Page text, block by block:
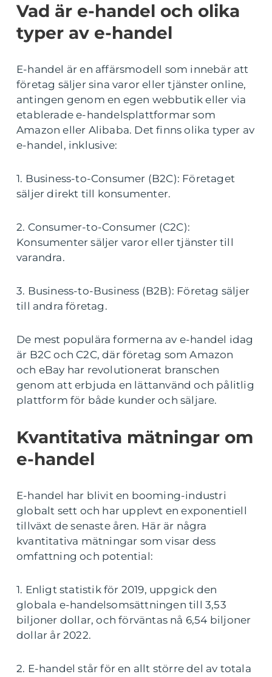
Vad är e-handel och olika
typer av e-handel
E-handel är en affärsmodell som innebär att
företag säljer sina varor eller tjänster online,
antingen genom en egen webbutik eller via
etablerade e-handelsplattformar som
Amazon eller Alibaba. Det finns olika typer av
e-handel, inklusive:
1. Business-to-Consumer (B2C): Företaget
säljer direkt till konsumenter.
2. Consumer-to-Consumer (C2C):
Konsumenter säljer varor eller tjänster till
varandra.
3. Business-to-Business (B2B): Företag säljer
till andra företag.
De mest populära formerna av e-handel idag
är B2C och C2C, där företag som Amazon
och eBay har revolutionerat branschen
genom att erbjuda en lättanvänd och pålitlig
plattform för både kunder och säljare.
Kvantitativa mätningar om
e-handel
E-handel har blivit en booming-industri
globalt sett och har upplevt en exponentiell
tillväxt de senaste åren. Här är några
kvantitativa mätningar som visar dess
omfattning och potential:
1. Enligt statistik för 2019, uppgick den
globala e-handelsomsättningen till 3,53
biljoner dollar, och förväntas nå 6,54 biljoner
dollar år 2022.
2. E-handel står för en allt större del av totala